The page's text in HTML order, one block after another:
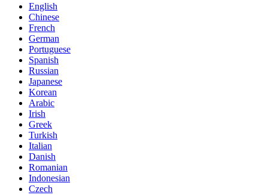
English
Chinese
French
German
Portuguese
Spanish
Russian
Japanese
Korean
Arabic
Irish
Greek
Turkish
Italian
Danish
Romanian
Indonesian
Czech